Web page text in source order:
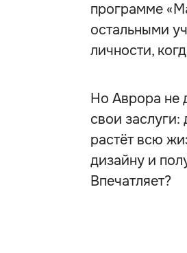
программе
остальными
личности,
Но Аврора не
свои заслуги:
растёт всю
дизайну и
Впечатляет?